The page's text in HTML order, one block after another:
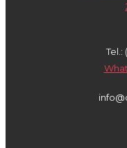
Tel.: